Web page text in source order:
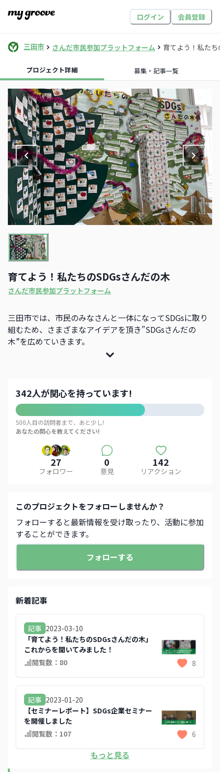
ログイン 会員登録
三田市 さんだ市民参加プラットフォーム 育てよう！私た
プロジェクト詳細 募集・記事一覧
育てよう！私たちのSDGsさんだの木
さんだ市民参加プラットフォーム
三田市では、市民のみなさんと一体になってSDGsに取り
組むため、さまざまなアイデアを頂き”SDGsさんだの
木”を広めていきます。
342人が関心を持っています!
500人目の訪問者まで、あと少し!
あなたの関心を教えてください!
27
フォロワー
0
意見
142
リアクション
このプロジェクトをフォローしませんか？
フォローすると最新情報を受け取ったり、活動に参加
することができます。
フォローする
新着記事
記事 2023-03-10
「育てよう！私たちのSDGsさんだの木」
これからを聞いてみました！
閲覧数： 80 8
記事 2023-01-20
【セミナーレポート】SDGs企業セミナー
を開催しました
閲覧数： 107 6
もっと見る